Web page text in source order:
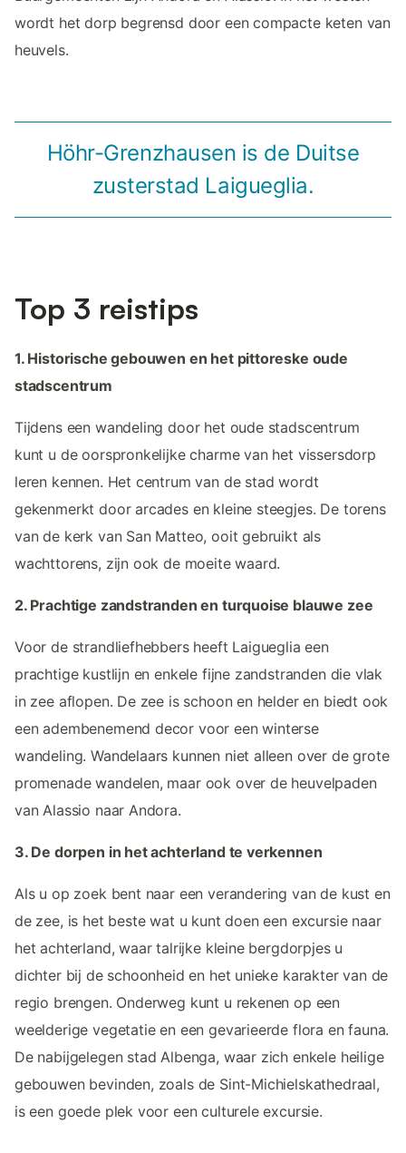
wordt het dorp begrensd door een compacte keten van
heuvels.
Höhr-Grenzhausen is de Duitse
zusterstad Laigueglia.
Top 3 reistips
1. Historische gebouwen en het pittoreske oude
stadscentrum
Tijdens een wandeling door het oude stadscentrum
kunt u de oorspronkelijke charme van het vissersdorp
leren kennen. Het centrum van de stad wordt
gekenmerkt door arcades en kleine steegjes. De torens
van de kerk van San Matteo, ooit gebruikt als
wachttorens, zijn ook de moeite waard.
2. Prachtige zandstranden en turquoise blauwe zee
Voor de strandliefhebbers heeft Laigueglia een
prachtige kustlijn en enkele fijne zandstranden die vlak
in zee aflopen. De zee is schoon en helder en biedt ook
een adembenemend decor voor een winterse
wandeling. Wandelaars kunnen niet alleen over de grote
promenade wandelen, maar ook over de heuvelpaden
van Alassio naar Andora.
3. De dorpen in het achterland te verkennen
Als u op zoek bent naar een verandering van de kust en
de zee, is het beste wat u kunt doen een excursie naar
het achterland, waar talrijke kleine bergdorpjes u
dichter bij de schoonheid en het unieke karakter van de
regio brengen. Onderweg kunt u rekenen op een
weelderige vegetatie en een gevarieerde flora en fauna.
De nabijgelegen stad Albenga, waar zich enkele heilige
gebouwen bevinden, zoals de Sint-Michielskathedraal,
is een goede plek voor een culturele excursie.